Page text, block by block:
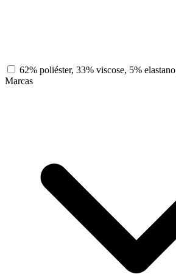
62% poliéster, 33% viscose, 5% elastano
Marcas